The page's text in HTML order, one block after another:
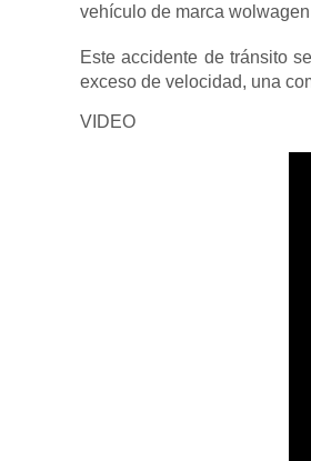
vehículo de marca
Este accidente de tránsito
exceso de velocidad, una
VIDEO